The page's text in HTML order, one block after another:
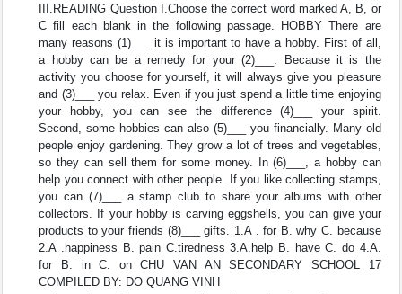
III.READING Question I.Choose the correct word marked A, B, or
C fill each blank in the following passage. HOBBY There are
many reasons (1)___ it is important to have a hobby. First of all,
a hobby can be a remedy for your (2)___. Because it is the
activity you choose for yourself, it will always give you pleasure
and (3)___ you relax. Even if you just spend a little time enjoying
your hobby, you can see the difference (4)___ your spirit.
Second, some hobbies can also (5)___ you financially. Many old
people enjoy gardening. They grow a lot of trees and vegetables,
so they can sell them for some money. In (6)___, a hobby can
help you connect with other people. If you like collecting stamps,
you can (7)___ a stamp club to share your albums with other
collectors. If your hobby is carving eggshells, you can give your
products to your friends (8)___ gifts. 1.A . for B. why C. because
2.A .happiness B. pain C.tiredness 3.A.help B. have C. do 4.A.
for B. in C. on CHU VAN AN SECONDARY SCHOOL 17
COMPILED BY: DO QUANG VINH